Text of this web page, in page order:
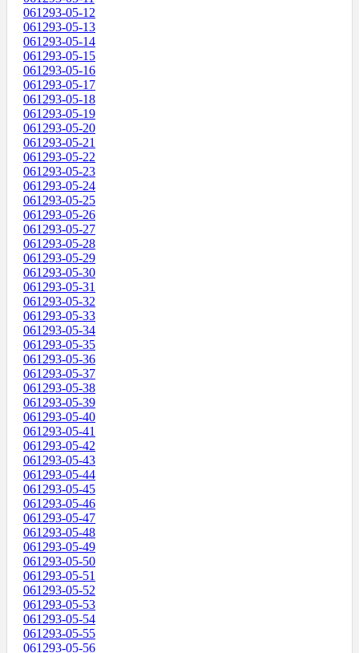
061293-05-12
061293-05-13
061293-05-14
061293-05-15
061293-05-16
061293-05-17
061293-05-18
061293-05-19
061293-05-20
061293-05-21
061293-05-22
061293-05-23
061293-05-24
061293-05-25
061293-05-26
061293-05-27
061293-05-28
061293-05-29
061293-05-30
061293-05-31
061293-05-32
061293-05-33
061293-05-34
061293-05-35
061293-05-36
061293-05-37
061293-05-38
061293-05-39
061293-05-40
061293-05-41
061293-05-42
061293-05-43
061293-05-44
061293-05-45
061293-05-46
061293-05-47
061293-05-48
061293-05-49
061293-05-50
061293-05-51
061293-05-52
061293-05-53
061293-05-54
061293-05-55
061293-05-56